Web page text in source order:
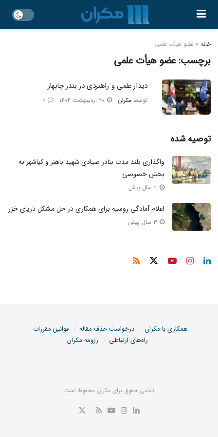
خانه » عضو هیأت علمی
برچسب:عضو هیأت علمی
دیدار علمی و راهبردی در بندر چابهار
توسط مکران
توصیه شده
واگذاری بلند مدت بنادر صیادی شهید باهنر و کیاشهر به
بخش خصوصی
اعلام آمادگی روسیه برای همکاری در حل مشکل دریای خزر
همکاری با مکران درخواست حذف مقاله
قوانین مقررات
راه‌های ارتباطی
رزومه مکران
تمامی حقوق برای مکران محفوظ است